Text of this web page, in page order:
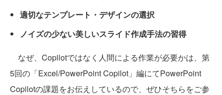
適切なテンプレート・デザインの選択
ノイズの少ない美しいスライド作成手法の習得
なぜ、Copilotではなく人間による作業が必要かは、第
5回の「Excel/PowerPoint Copilot」編にてPowerPoint
Copilotの課題をお伝えしているので、ぜひそちらをご参